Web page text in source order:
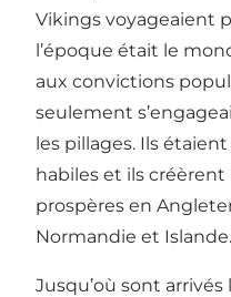
Vikings voyageaient
l’époque était le
aux convictions
seulement
les pillages. Ils
habiles et ils
prospères en
Normandie et Islande.
Jusqu’où sont arrivés